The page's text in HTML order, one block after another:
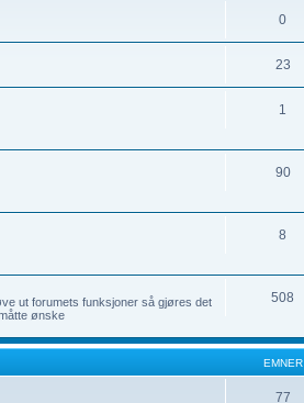
0
23
1
90
8
ut forumets funksjoner så gjøres det
ønske
508
EMNER
77